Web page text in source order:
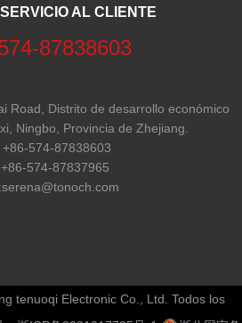
AL CLIENTE
87838603
Road, Distrito de desarrollo económico
Ningbo, Provincia de Zhejiang.
+86-574-87838603
574-87837965
serena@tonoch.com
tenuoqi Electronic Co., Ltd. Todos los